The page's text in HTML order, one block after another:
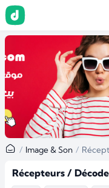
Image & Son
Récepteurs /